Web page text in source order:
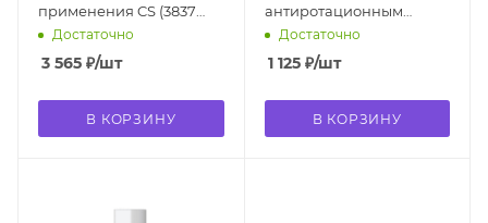
применения CS (3837
IOSB-CS)
Достаточно
3 565 ₽/шт
В КОРЗИНУ
антиротационным
посадочным элементом
(4951, CCTB-2.5)
Достаточно
1 125₽/шт
В КОРЗИНУ